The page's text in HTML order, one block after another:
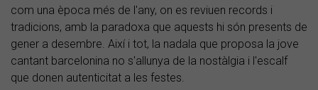
com una època més de l'any, on es reviuen records i
tradicions, amb la paradoxa que aquests hi són presents de
gener a desembre. Així i tot, la nadala que proposa la jove
cantant barcelonina no s'allunya de la nostàlgia i l'escalf
que donen autenticitat a les festes.